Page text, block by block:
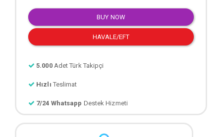
BUY NOW
HAVALE/EFT
5.000 Adet Türk Takipçi
Hızlı Teslimat
7/24 Whatsapp Destek Hizmeti